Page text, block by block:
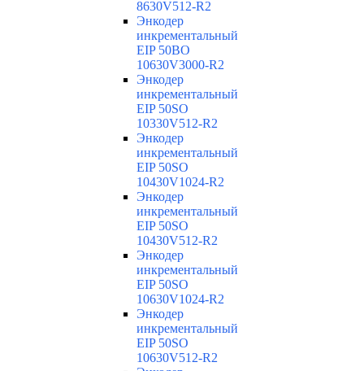
8630V512-R2
Энкодер
инкрементальный
EIP 50BO
10630V3000-R2
Энкодер
инкрементальный
EIP 50SO
10330V512-R2
Энкодер
инкрементальный
EIP 50SO
10430V1024-R2
Энкодер
инкрементальный
EIP 50SO
10430V512-R2
Энкодер
инкрементальный
EIP 50SO
10630V1024-R2
Энкодер
инкрементальный
EIP 50SO
10630V512-R2